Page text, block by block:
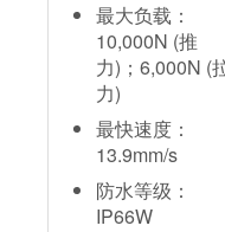
最大负载：
10,000N (推
力)；6,000N (
力)
最快速度：
13.9mm/s
防水等级：
IP66W